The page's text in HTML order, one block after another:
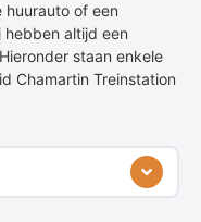
huurauto of een
hebben altijd een
staan enkele
Chamartin Treinstation